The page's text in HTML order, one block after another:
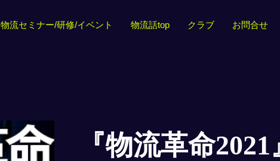
物流セミナー/研修/イベント 物流話top クラブ お問合せ
『物流革命2021